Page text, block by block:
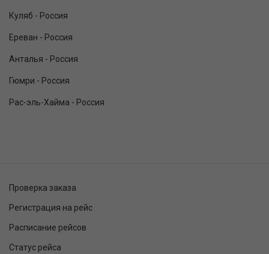
Куляб - Россия
Ереван - Россия
Анталья - Россия
Гюмри - Россия
Рас-эль-Хайма - Россия
Проверка заказа
Регистрация на рейс
Расписание рейсов
Статус рейса